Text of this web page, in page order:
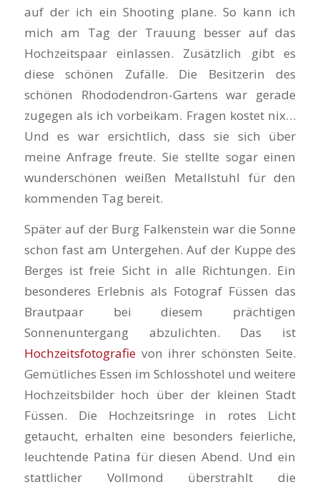
auf der ich ein Shooting plane. So kann ich
mich am Tag der Trauung besser auf das
Hochzeitspaar einlassen. Zusätzlich gibt es
diese schönen Zufälle. Die Besitzerin des
schönen Rhododendron-Gartens war gerade
zugegen als ich vorbeikam. Fragen kostet nix…
Und es war ersichtlich, dass sie sich über
meine Anfrage freute. Sie stellte sogar einen
wunderschönen weißen Metallstuhl für den
kommenden Tag bereit.
Später auf der Burg Falkenstein war die Sonne
schon fast am Untergehen. Auf der Kuppe des
Berges ist freie Sicht in alle Richtungen. Ein
besonderes Erlebnis als Fotograf Füssen das
Brautpaar bei diesem prächtigen
Sonnenuntergang abzulichten. Das ist
Hochzeitsfotografievon ihrer schönsten Seite.
Gemütliches Essen im Schlosshotel und weitere
Hochzeitsbilder hoch über der kleinen Stadt
Füssen. Die Hochzeitsringe in rotes Licht
getaucht, erhalten eine besonders feierliche,
leuchtende Patina für diesen Abend. Und ein
stattlicher Vollmond überstrahlt die